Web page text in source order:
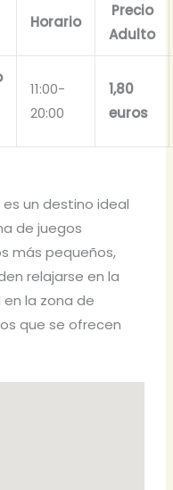
Horario
Precio
Adulto
11:00-
20:00
1,80
euros
es un destino ideal
de juegos
más pequeños,
relajarse en la
la zona de
que se ofrecen